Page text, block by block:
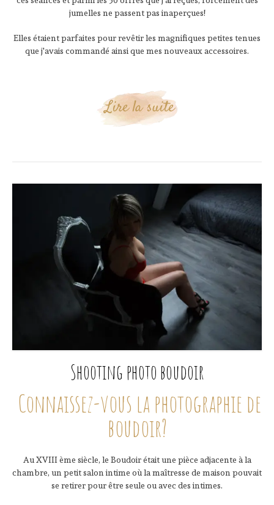
jumelles ne passent pas inaperçues!
Elles étaient parfaites pour revêtir les magnifiques petites tenues
que j'avais commandé ainsi que mes nouveaux accessoires.
Lire la suite
Shooting photo boudoir
Connaissez-vous la photographie de
boudoir?
Au XVIII ème siècle, le Boudoir était une pièce adjacente à la
chambre, un petit salon intime où la maîtresse de maison pouvait
se retirer pour être seule ou avec des intimes.